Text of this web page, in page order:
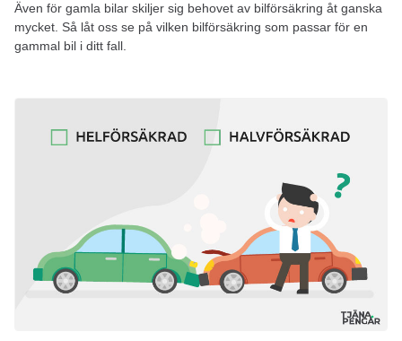
Även för gamla bilar skiljer sig behovet av bilförsäkring åt ganska
mycket. Så låt oss se på vilken bilförsäkring som passar för en
gammal bil i ditt fall.